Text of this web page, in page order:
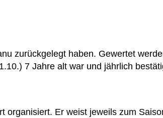
zurückgelegt haben. Gewertet
7 Jahre alt war und jährlich
organisiert. Er weist jeweils zum